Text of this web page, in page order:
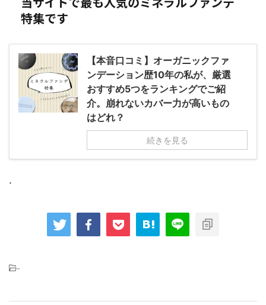
特集です
【本音口コミ】オーガニックファ
ンデーション歴10年の私が、厳選
おすすめ5つをランキングでご紹
介。崩れないカバー力が高いもの
はどれ？
続きを見る
.
-